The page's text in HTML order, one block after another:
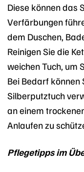
Diese können das
Verfärbungen
dem Duschen,
Reinigen Sie die
weichen Tuch, um
Bei Bedarf können
Silberputztuch
an einem
Anlaufen zu
Pflegetipps im